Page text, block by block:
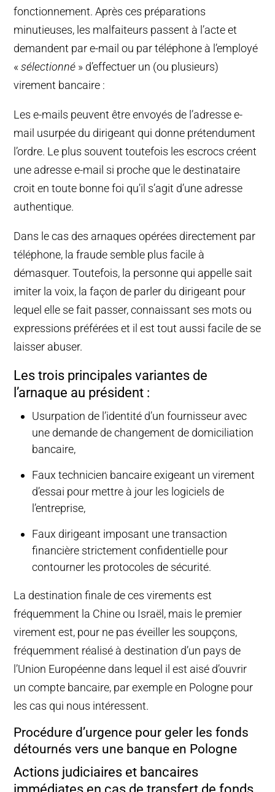
fonctionnement. Après ces préparations
minutieuses, les malfaiteurs passent à l’acte et
demandent par e-mail ou par téléphone à l’employé
«sélectionné » d’effectuer un (ou plusieurs)
virement bancaire :
Les e-mails peuvent être envoyés de l’adresse e-
mail usurpée du dirigeant qui donne prétendument
l’ordre. Le plus souvent toutefois les escrocs créent
une adresse e-mail si proche que le destinataire
croit en toute bonne foi qu’il s’agit d’une adresse
authentique.
Dans le cas des arnaques opérées directement par
téléphone, la fraude semble plus facile à
démasquer. Toutefois, la personne qui appelle sait
imiter la voix, la façon de parler du dirigeant pour
lequel elle se fait passer, connaissant ses mots ou
expressions préférées et il est tout aussi facile de se
laisser abuser.
Les trois principales variantes de
l’arnaque au président :
Usurpation de l’identité d’un fournisseur avec
une demande de changement de domiciliation
bancaire,
Faux technicien bancaire exigeant un virement
d’essai pour mettre à jour les logiciels de
l’entreprise,
Faux dirigeant imposant une transaction
financière strictement confidentielle pour
contourner les protocoles de sécurité.
La destination finale de ces virements est
fréquemment la Chine ou Israël, mais le premier
virement est, pour ne pas éveiller les soupçons,
fréquemment réalisé à destination d’un pays de
l’Union Européenne dans lequel il est aisé d’ouvrir
un compte bancaire, par exemple en Pologne pour
les cas qui nous intéressent.
Procédure d’urgence pour geler les fonds
détournés vers une banque en Pologne
Actions judiciaires et bancaires